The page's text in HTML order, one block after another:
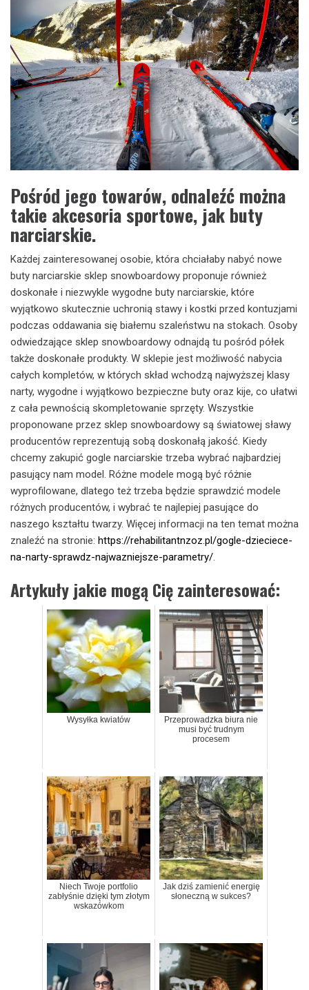
Pośród jego towarów, odnaleźć można
takie akcesoria sportowe, jak buty
narciarskie.
Każdej zainteresowanej osobie, która chciałaby nabyć nowe
buty narciarskie sklep snowboardowy proponuje również
doskonałe i niezwykle wygodne buty narciarskie, które
wyjątkowo skutecznie uchronią stawy i kostki przed kontuzjami
podczas oddawania się białemu szaleństwu na stokach. Osoby
odwiedzające sklep snowboardowy odnajdą tu pośród półek
także doskonałe produkty. W sklepie jest możliwość nabycia
całych kompletów, w których skład wchodzą najwyższej klasy
narty, wygodne i wyjątkowo bezpieczne buty oraz kije, co ułatwi
z cała pewnością skompletowanie sprzęty. Wszystkie
proponowane przez sklep snowboardowy są światowej sławy
producentów reprezentują sobą doskonałą jakość. Kiedy
chcemy zakupić gogle narciarskie trzeba wybrać najbardziej
pasujący nam model. Różne modele mogą być różnie
wyprofilowane, dlatego też trzeba będzie sprawdzić modele
różnych producentów, i wybrać te najlepiej pasujące do
naszego kształtu twarzy. Więcej informacji na ten temat można
znaleźć na stronie: https://rehabilitantnzoz.pl/gogle-dzieciece-
na-narty-sprawdz-najwazniejsze-parametry/.
Artykuły jakie mogą Cię zainteresować:
Wysyłka kwiatów
Przeprowadzka biura nie
musi być trudnym
procesem
Niech Twoje portfolio
zabłyśnie dzięki tym złotym
wskazówkom
Jak dziś zamienić energię
słoneczną w sukces?